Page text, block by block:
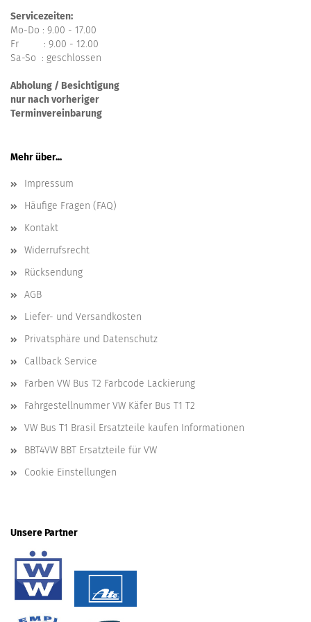
Servicezeiten:
Mo-Do : 9.00 - 17.00
Fr : 9.00 - 12.00
Sa-So : geschlossen
Abholung / Besichtigung
nur nach vorheriger
Terminvereinbarung
Mehr über...
Impressum
Häufige Fragen (FAQ)
Kontakt
Widerrufsrecht
Rücksendung
AGB
Liefer- und Versandkosten
Privatsphäre und Datenschutz
Callback Service
Farben VW Bus T2 Farbcode Lackierung
Fahrgestellnummer VW Käfer Bus T1 T2
VW Bus T1 Brasil Ersatzteile kaufen Informationen
BBT4VW BBT Ersatzteile für VW
Cookie Einstellungen
Unsere Partner